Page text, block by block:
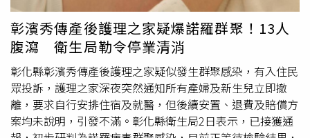
掉回診費1萬日圓（約新台幣2000元）。又因為屋齡增加，
房屋多處需要修繕，前一年光是更換新熱水器就花了20萬日
圓（約新台幣4萬元）。修一為了節省開銷、不想拖累兒
女，決定減少外出用餐，不在購買魚、肉，等待熟食打折才
去買，有時候早餐只吃吐司、午餐吃烏龍麵或速食、晚餐吃
豆腐，若覺得當月的錢不夠用，1天就只吃2餐，或是1餐只
吃1片吐司，也因此讓他半年內就暴瘦6公斤。香織決定與父
親溝通，一起重新檢視每月所有開銷，將幾乎沒在使用的市
彰濱秀傳產後護理之家疑爆諾羅群聚！13人
腹瀉 衛生局勒令停業清消
彰化縣彰濱秀傳產後護理之家疑似發生群聚感染，有入住民
眾投訴，護理之家深夜突然通知所有產婦及新生兒立即撤
離，要求自行安排住宿及就醫，但後續安置、退費及賠償方
案均未說明，引發不滿。彰化縣衛生局2日表示，已接獲通